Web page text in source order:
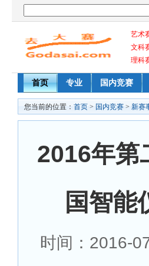
艺术
文科
理科
首页 专业 国内竞赛
您当前的位置： 首页 > 国内竞赛 > 新赛
2016年第
国智能
时间：2016-